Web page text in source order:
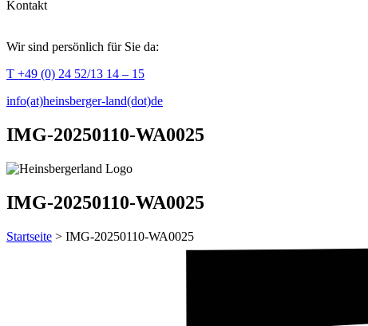
Kontakt
Wir sind persönlich für Sie da:
T +49 (0) 24 52/13 14 – 15
info(at)heinsberger-land(dot)de
IMG-20250110-WA0025
IMG-20250110-WA0025
Startseite > IMG-20250110-WA0025